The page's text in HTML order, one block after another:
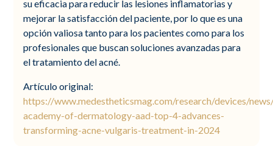
su eficacia para reducir las lesiones inflamatorias y
mejorar la satisfacción del paciente, por lo que es una
opción valiosa tanto para los pacientes como para los
profesionales que buscan soluciones avanzadas para
el tratamiento del acné.
Artículo original:
https://www.medestheticsmag.com/research/devices/
academy-of-dermatology-aad-top-4-advances-
transforming-acne-vulgaris-treatment-in-2024